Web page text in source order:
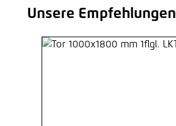
Produktgalerie überspringen
Unsere Empfehlungen